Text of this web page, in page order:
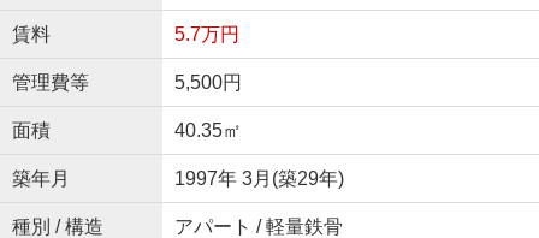
賃料 5.7万円
管理費等 5,500円
面積 40.35㎡
築年月 1997年 3月(築29年)
種別 / 構造 アパート / 軽量鉄骨